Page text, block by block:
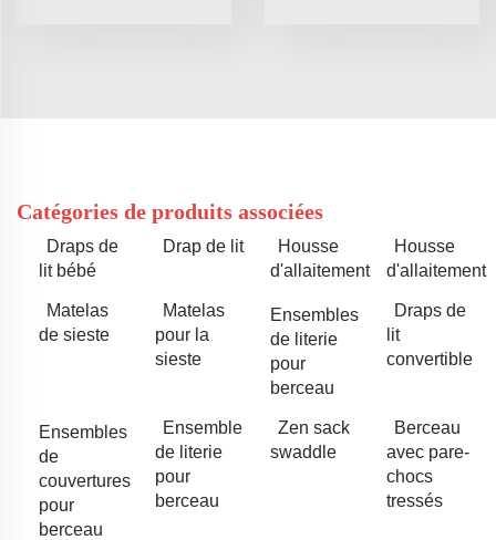
Catégories de produits associées
Draps de
lit bébé
Drap de lit
Housse
d'allaitement
Housse
d'allaitement
Matelas
de sieste
Matelas
pour la
sieste
Ensembles
de literie
pour
berceau
Draps de
lit
convertible
Ensembles
de
couvertures
pour
berceau
Ensemble
de literie
pour
berceau
Zen sack
swaddle
Berceau
avec pare-
chocs
tressés